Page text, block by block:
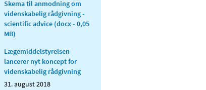
Skema til anmodning om
videnskabelig rådgivning -
scientific advice (docx - 0,05
MB)
Lægemiddelstyrelsen
lancerer nyt koncept for
videnskabelig rådgivning
31. august 2018